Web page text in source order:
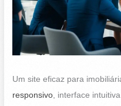
Um site eficaz para
responsivo, interface